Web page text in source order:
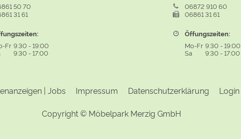
50 70
31 61
Fr 9:30-19:00
9:30-17:00
06872 910 60
06861 31 61
Öffungszeiten:
Mo-Fr 9:30-19:00
Sa
9:30-17:00
| Jobs Impressum Datenschutzerklärung Login
Copyright © Möbelpark Merzig GmbH